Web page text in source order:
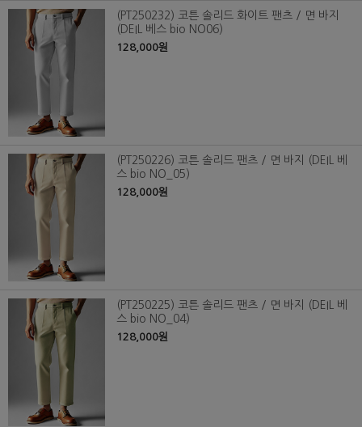
(PT250232) 코튼 솔리드 화이트 팬츠 / 면 바지
(DEIL 베스 bio NO06)
128,000원
(PT250226) 코튼 솔리드 팬츠 / 면 바지 (DEIL 베
스 bio NO_05)
128,000원
(PT250225) 코튼 솔리드 팬츠 / 면 바지 (DEIL 베
스 bio NO_04)
128,000원